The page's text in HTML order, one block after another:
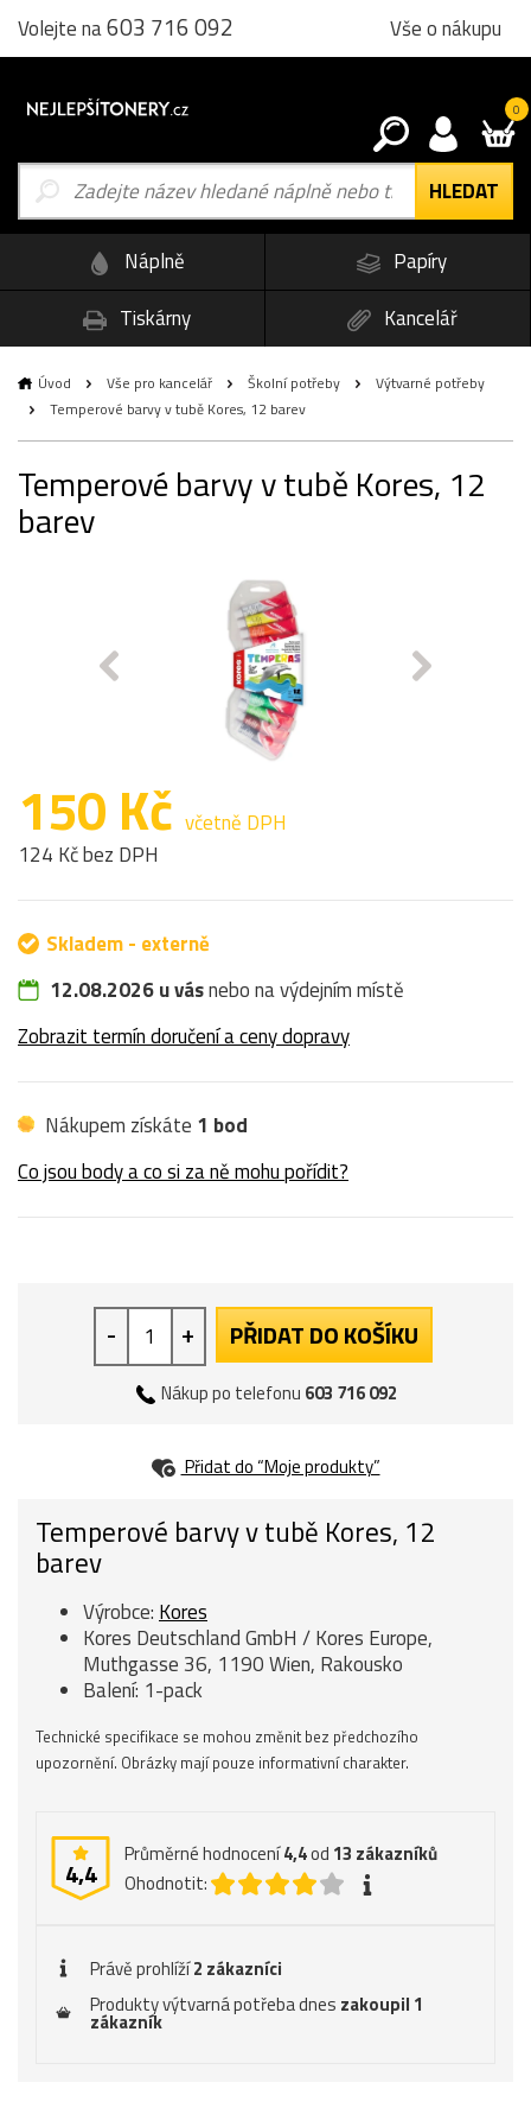
Volejte na603 716 092 Vše o nákupu
0
Náplně
Papíry
Tiskárny
Kancelář
Úvod Vše pro kancelář Školní potřeby
Výtvarné potřeby
Temperové barvy v tubě Kores, 12 barev
Temperové barvy v tubě Kores, 12
barev
150 Kč včetně DPH
124 Kč bez DPH
Skladem - externě
12.08.2026 u vásnebo na výdejním místě
Zobrazit termín doručení a ceny dopravy
Nákupem získáte 1 bod
Co jsou body a co si za ně mohu pořídit?
- + PŘIDAT DO KOŠÍKU
Nákup po telefonu 603 716 092
Přidat do “Moje produkty”
Temperové barvy v tubě Kores, 12
barev
Výrobce: Kores
Kores Deutschland GmbH / Kores Europe,
Muthgasse 36, 1190 Wien, Rakousko
Balení: 1-pack
Technické specifikace se mohou změnit bez předchozího
upozornění. Obrázky mají pouze informativní charakter.
4,4
Průměrné hodnocení4,4od 13 zákazníků
Ohodnotit:
Právě prohlíží2 zákazníci
Produkty výtvarná potřeba dnes zakoupil 1
zákazník